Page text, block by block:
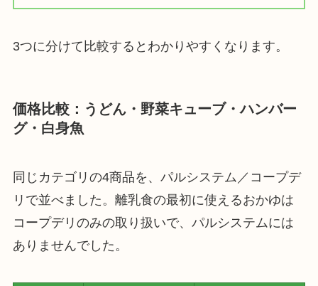
3つに分けて比較するとわかりやすくなります。
価格比較：うどん・野菜キューブ・ハンバー
グ・白身魚
同じカテゴリの4商品を、パルシステム／コープデ
リで並べました。離乳食の最初に使えるおかゆは
コープデリのみの取り扱いで、パルシステムには
ありませんでした。